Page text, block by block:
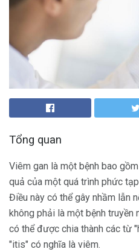
Tổng quan
Viêm gan là một bệnh bao
quả của một quá trình phức
Điều này có thể gây nhầm lẫn
không phải là một bệnh truyền
có thể được chia thành các từ
"itis" có nghĩa là viêm.